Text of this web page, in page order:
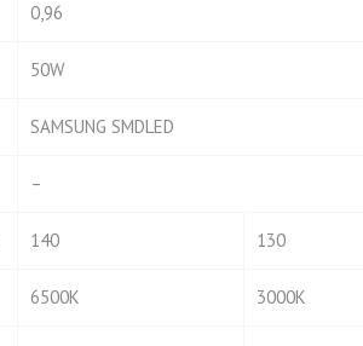
0,96
50W
SAMSUNG SMDLED
–
140 130
6500K 3000K